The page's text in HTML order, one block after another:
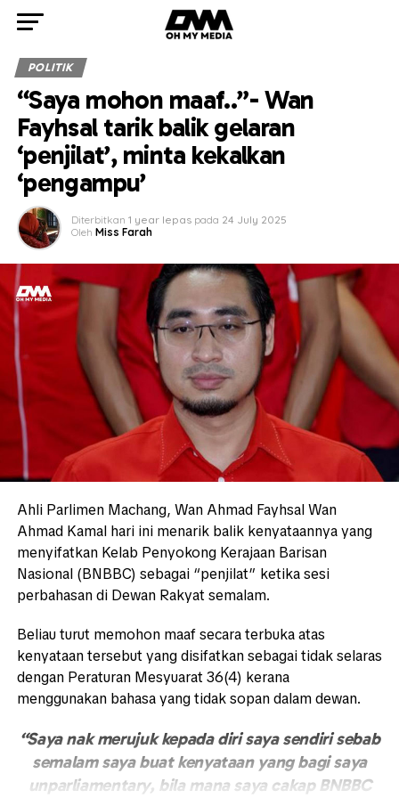
POLITIK
“Saya mohon maaf..”- Wan
Fayhsal tarik balik gelaran
‘penjilat’, minta kekalkan
‘pengampu’
Diterbitkan 1 year lepas pada 24 July 2025
Oleh Miss Farah
Ahli Parlimen Machang, Wan Ahmad Fayhsal Wan
Ahmad Kamal hari ini menarik balik kenyataannya yang
menyifatkan Kelab Penyokong Kerajaan Barisan
Nasional (BNBBC) sebagai “penjilat” ketika sesi
perbahasan di Dewan Rakyat semalam.
Beliau turut memohon maaf secara terbuka atas
kenyataan tersebut yang disifatkan sebagai tidak selaras
dengan Peraturan Mesyuarat 36(4) kerana
menggunakan bahasa yang tidak sopan dalam dewan.
“Saya nak merujuk kepada diri saya sendiri sebab
semalam saya buat kenyataan yang bagi saya
unparliamentary, bila mana saya cakap BNBBC